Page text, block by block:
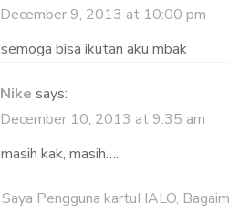
December 9, 2013 at 10:00 pm
semoga bisa ikutan aku mbak
Nike says:
December 10, 2013 at 9:35 am
masih kak, masih….
Saya Pengguna kartuHALO,